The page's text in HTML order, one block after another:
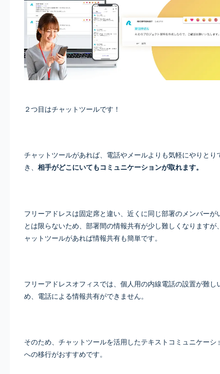
２つ目はチャットツールです！
チャットツールがあれば、電話やメールよりも気軽にやりとり
き、 相手がどこにいてもコミュニケーションが取れます。
フリーアドレスは固定席と違い、近くに同じ部署のメンバーが
とは限らないため、部署間の情報共有が少し難しくなりますが
ャットツールがあれば情報共有も簡単です。
フリーアドレスオフィスでは、個人用の内線電話の設置が難し
め、電話による情報共有ができません。
そのため、チャットツールを活用したテキストコミュニケーシ
への移行がおすすめです。